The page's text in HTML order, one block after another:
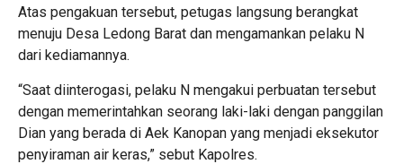
Atas pengakuan tersebut, petugas langsung berangkat
menuju Desa Ledong Barat dan mengamankan pelaku N
dari kediamannya.
“Saat diinterogasi, pelaku N mengakui perbuatan tersebut
dengan memerintahkan seorang laki-laki dengan panggilan
Dian yang berada di Aek Kanopan yang menjadi eksekutor
penyiraman air keras,” sebut Kapolres.